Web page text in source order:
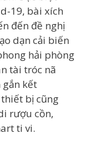
19, bài xích
đến đề nghị
dạn cải biến
hải phòng
tài tróc nã
gắn kết
bị cũng
rượu cồn,
ti vi.